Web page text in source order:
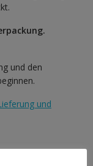
und den
und